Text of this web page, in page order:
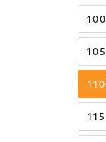
100
105
110
115